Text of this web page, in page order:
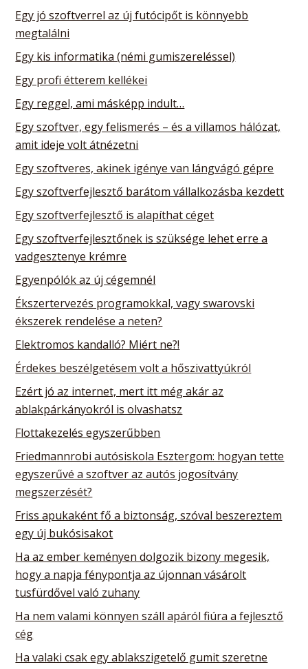
Egy jó szoftverrel az új futócipőt is könnyebb
megtalálni
Egy kis informatika (némi gumiszereléssel)
Egy profi étterem kellékei
Egy reggel, ami másképp indult…
Egy szoftver, egy felismerés – és a villamos hálózat,
amit ideje volt átnézetni
Egy szoftveres, akinek igénye van lángvágó gépre
Egy szoftverfejlesztő barátom vállalkozásba kezdett
Egy szoftverfejlesztő is alapíthat céget
Egy szoftverfejlesztőnek is szüksége lehet erre a
vadgesztenye krémre
Egyenpólók az új cégemnél
Ékszertervezés programokkal, vagy swarovski
ékszerek rendelése a neten?
Elektromos kandalló? Miért ne?!
Érdekes beszélgetésem volt a hőszivattyúkról
Ezért jó az internet, mert itt még akár az
ablakpárkányokról is olvashatsz
Flottakezelés egyszerűbben
Friedmannrobi autósiskola Esztergom: hogyan tette
egyszerűvé a szoftver az autós jogosítvány
megszerzését?
Friss apukaként fő a biztonság, szóval beszereztem
egy új bukósisakot
Ha az ember keményen dolgozik bizony megesik,
hogy a napja fénypontja az újonnan vásárolt
tusfürdővel való zuhany
Ha nem valami könnyen száll apáról fiúra a fejlesztő
cég
Ha valaki csak egy ablakszigetelő gumit szeretne